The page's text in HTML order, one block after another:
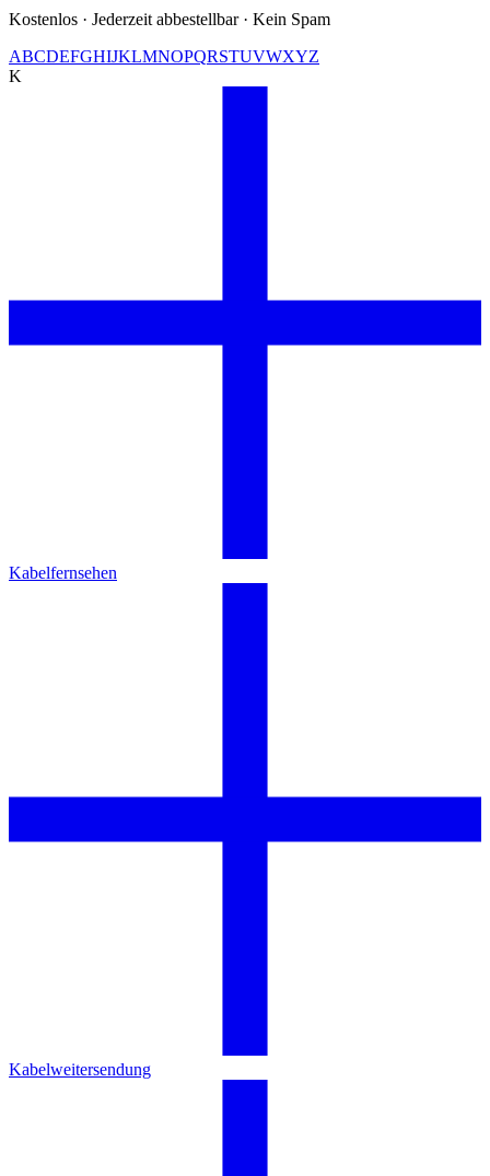
Kostenlos · Jederzeit abbestellbar · Kein Spam
ABCDEFGHIJKLMNOPQRSTUVWXYZ
K
Kabelfernsehen
Kabelweitersendung